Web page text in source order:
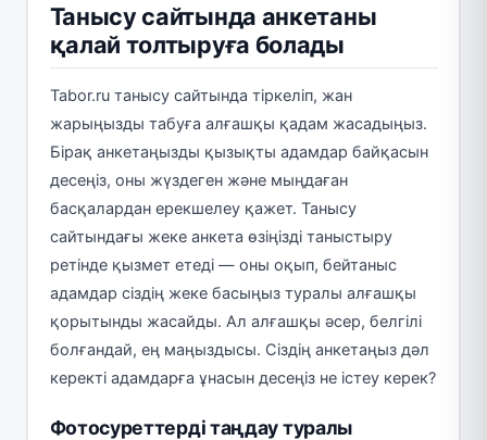
Танысу сайтында анкетаны
қалай толтыруға болады
Tabor.ru танысу сайтында тіркеліп, жан
жарыңызды табуға алғашқы қадам жасадыңыз.
Бірақ анкетаңызды қызықты адамдар байқасын
десеңіз, оны жүздеген және мыңдаған
басқалардан ерекшелеу қажет. Танысу
сайтындағы жеке анкета өзіңізді таныстыру
ретінде қызмет етеді — оны оқып, бейтаныс
адамдар сіздің жеке басыңыз туралы алғашқы
қорытынды жасайды. Ал алғашқы әсер, белгілі
болғандай, ең маңыздысы. Сіздің анкетаңыз дәл
керекті адамдарға ұнасын десеңіз не істеу керек?
Фотосуреттерді таңдау туралы